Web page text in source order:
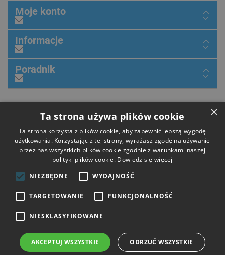
Moje konto
Informacje
Poradnik
Płatności
×
Ta strona używa plików cookie
Ta strona korzysta z plików cookie, aby zapewnić lepszą wygodę
użytkowania. Korzystając z tej strony, wyrażasz zgodę na używanie
przez nas wszystkich plików cookie zgodnie z warunkami naszej
polityki plików cookie. Dowiedz się więcej
NIEZBĘDNE
WYDAJNOŚĆ
TARGETOWANIE FUNKCJONALNOŚĆ
NIESKLASYFIKOWANE
AKCEPTUJ WSZYSTKIE ODRZUĆ WSZYSTKIE